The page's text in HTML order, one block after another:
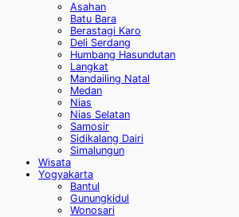
Asahan
Batu Bara
Berastagi Karo
Deli Serdang
Humbang Hasundutan
Langkat
Mandailing Natal
Medan
Nias
Nias Selatan
Samosir
Sidikalang Dairi
Simalungun
Wisata
Yogyakarta
Bantul
Gunungkidul
Wonosari